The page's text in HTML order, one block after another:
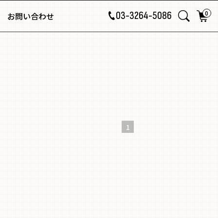
お問い合わせ 03-3264-5086 0
1